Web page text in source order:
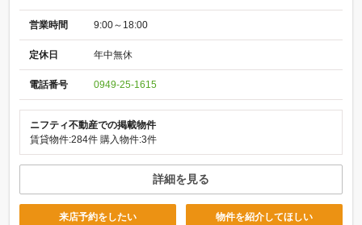
営業時間 9:00～18:00
定休日 年中無休
電話番号 0949-25-1615
ニフティ不動産での掲載物件
賃貸物件:284件 購入物件:3件
詳細を見る
来店予約をしたい 物件を紹介してほしい